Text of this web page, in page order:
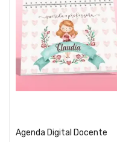
Agenda Digital Docente